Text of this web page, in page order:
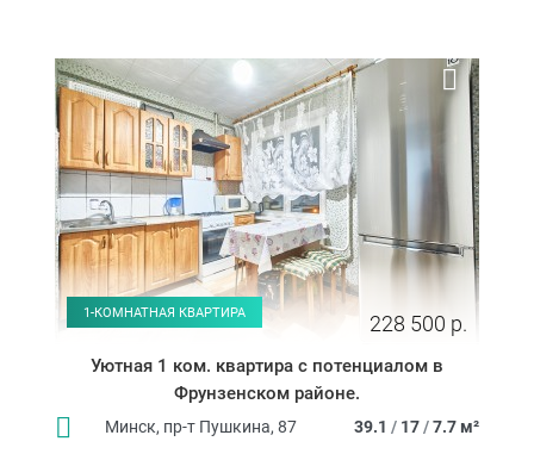
1-КОМНАТНАЯ КВАРТИРА 228 500 р.
Уютная 1 ком. квартира с потенциалом в
Фрунзенском районе.
Минск, пр-т Пушкина, 87 39.1 / 17/7.7 м²